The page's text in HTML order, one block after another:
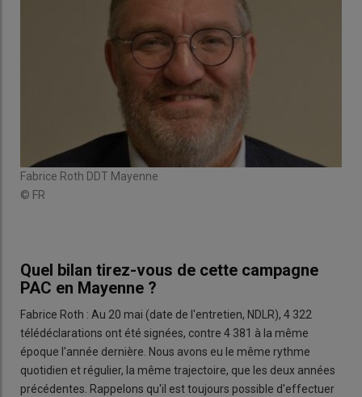
Fabrice Roth DDT Mayenne
© FR
Quel bilan tirez-vous de cette campagne
PAC en Mayenne ?
Fabrice Roth : Au 20 mai (date de l'entretien, NDLR), 4 322
télédéclarations ont été signées, contre 4 381 à la même
époque l'année dernière. Nous avons eu le même rythme
quotidien et régulier, la même trajectoire, que les deux années
précédentes. Rappelons qu'il est toujours possible d'effectuer